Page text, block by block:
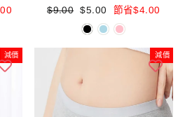
正
$9.00 減
價
價
$5.00 節省$4.00
減價 減價